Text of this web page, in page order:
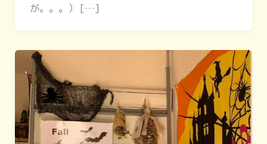
が。。。） […]